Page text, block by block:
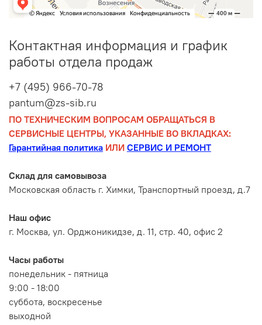
Контактная информация и график
работы отдела продаж
+7 (495) 966-70-78
pantum@zs-sib.ru
ПО ТЕХНИЧЕСКИМ ВОПРОСАМ ОБРАЩАТЬСЯ В
СЕРВИСНЫЕ ЦЕНТРЫ, УКАЗАННЫЕ ВО ВКЛАДКАХ:
Гарантийная политика ИЛИ СЕРВИС И РЕМОНТ
Склад для самовывоза
Московская область г. Химки, Транспортный проезд, д.7
Наш офис
г. Москва, ул. Орджоникидзе, д. 11, стр. 40, офис 2
Часы работы
понедельник - пятница
9:00 - 18:00
суббота, воскресенье
выходной